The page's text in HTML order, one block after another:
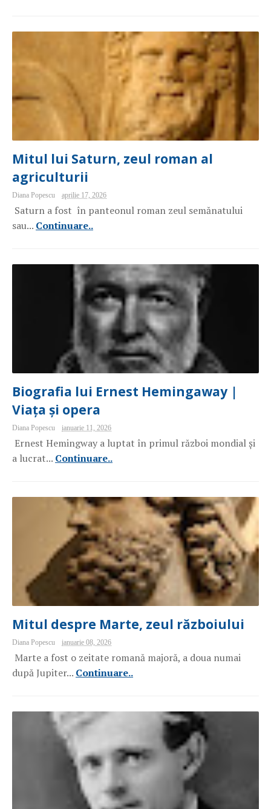
Mitul lui Saturn, zeul roman al
agriculturii
Diana Popescu aprilie 17, 2026
Saturn a fost în panteonul roman zeul semănatului
sau... Continuare..
Biografia lui Ernest Hemingaway |
Viața și opera
Diana Popescu ianuarie 11, 2026
Ernest Hemingway a luptat în primul război mondial și
a lucrat... Continuare..
Mitul despre Marte, zeul războiului
Diana Popescu ianuarie 08, 2026
Marte a fost o zeitate romană majoră, a doua numai
după Jupiter... Continuare..